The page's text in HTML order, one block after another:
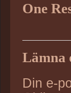
One
Lämna
Din e-